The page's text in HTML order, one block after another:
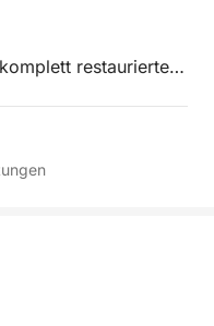
restaurierten,
breiten Segelyacht
Komfort und
oder Freunden.
damit Sie